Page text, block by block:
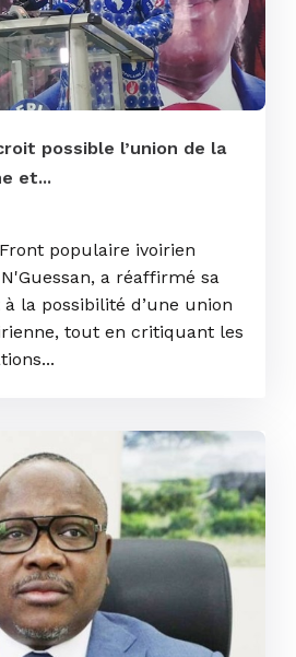
possible l’union de la
et...
populaire ivoirien
a réaffirmé sa
la possibilité d’une union
tout en critiquant les